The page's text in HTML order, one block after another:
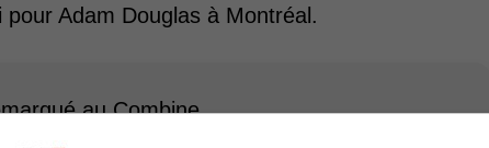
Adam Douglas à Montréal.
au Combine.